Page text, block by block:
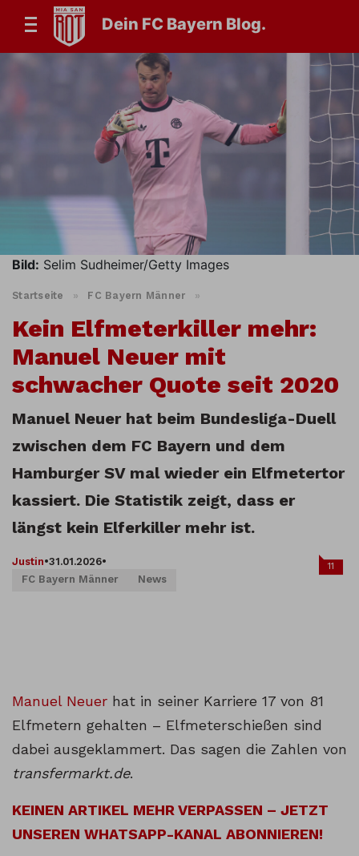
Dein FC Bayern Blog.
Bild: Selim Sudheimer/Getty Images
Startseite » FC Bayern Männer »
Kein Elfmeterkiller mehr:
Manuel Neuer mit
schwacher Quote seit 2020
Manuel Neuer hat beim Bundesliga-Duell
zwischen dem FC Bayern und dem
Hamburger SV mal wieder ein Elfmetertor
kassiert. Die Statistik zeigt, dass er
längst kein Elferkiller mehr ist.
Justin•31.01.2026•
FC Bayern Männer
News
11
Manuel Neuer hat in seiner Karriere 17 von 81
Elfmetern gehalten – Elfmeterschießen sind
dabei ausgeklammert. Das sagen die Zahlen von
transfermarkt.de.
KEINEN ARTIKEL MEHR VERPASSEN – JETZT
UNSEREN WHATSAPP-KANAL ABONNIEREN!